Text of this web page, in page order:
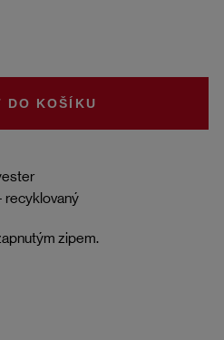
recyklovaný
zipem.
DO KOŠÍKU